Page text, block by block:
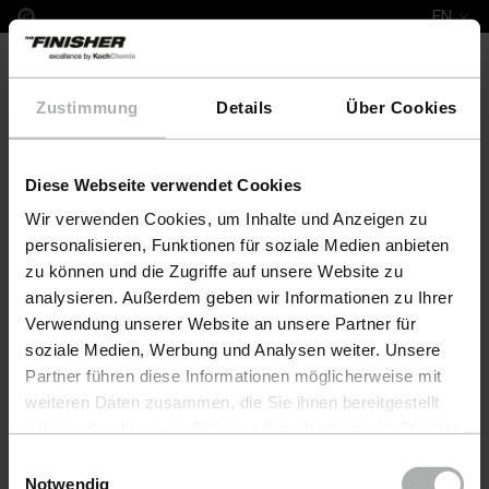
Zustimmung Details Über Cookies
Diese Webseite verwendet Cookies
Wir verwenden Cookies, um Inhalte und Anzeigen zu
personalisieren, Funktionen für soziale Medien anbieten
zu können und die Zugriffe auf unsere Website zu
analysieren. Außerdem geben wir Informationen zu Ihrer
Verwendung unserer Website an unsere Partner für
soziale Medien, Werbung und Analysen weiter. Unsere
Partner führen diese Informationen möglicherweise mit
weiteren Daten zusammen, die Sie ihnen bereitgestellt
Einstellungen zu den Cookies finden Sie unter
Notwendig
EN
COLOURLOCK Leather Fresh Colour & Protect Set